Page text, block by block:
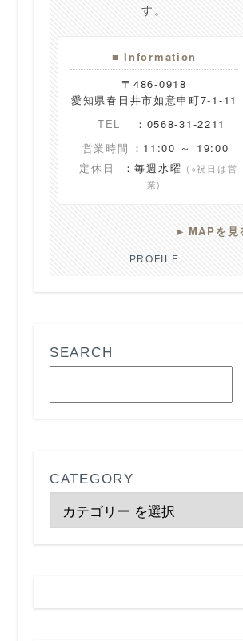
す。
■ Information
〒486-0918
愛知県春日井市如意申町7-1-11
TEL
：0568-31-2211
営業時間 ：11:00 ～ 19:00
定休日
：毎週水曜 (※祝日は営
業)
▸ MAPを見
PROFILE
SEARCH
CATEGORY